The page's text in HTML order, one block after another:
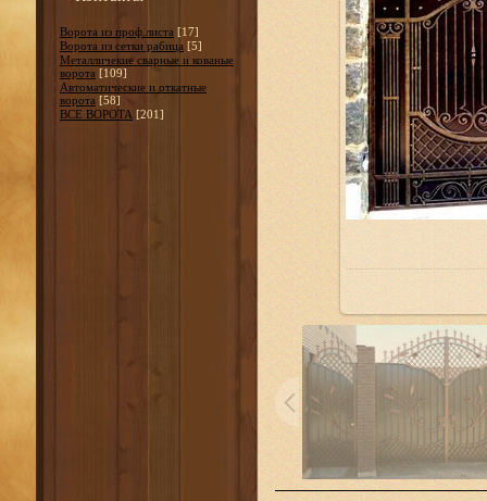
Ворота из проф.листа [17]
Ворота из сетки рабица [5]
Металличекие сварные и кованые
ворота [109]
Автоматические и откатные
ворота [58]
ВСЕ ВОРОТА [201]